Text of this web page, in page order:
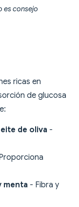
es consejo
ricas en
de glucosa
de oliva -
menta - Fibra y